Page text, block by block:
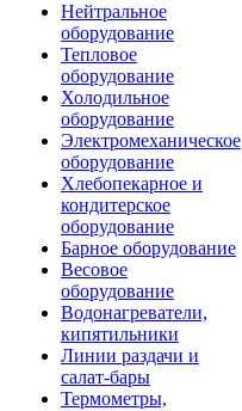
Нейтральное
оборудование
Тепловое
оборудование
Холодильное
оборудование
Электромеханическое
оборудование
Хлебопекарное и
кондитерское
оборудование
Барное оборудование
Весовое
оборудование
Водонагреватели,
кипятильники
Линии раздачи и
салат-бары
Термометры,